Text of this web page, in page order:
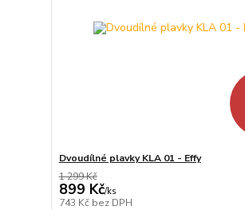
Dvoudílné plavky KLA 01 - Effy
1 299 Kč
899 Kč/ks
743 Kč bez DPH